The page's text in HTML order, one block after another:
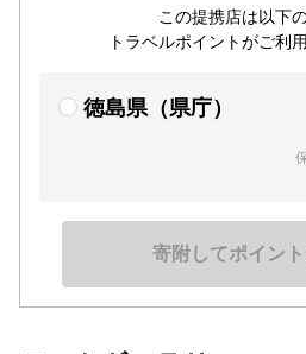
この提携店は以下
トラベルポイントがご利
徳島県（県庁）
寄附してポイン